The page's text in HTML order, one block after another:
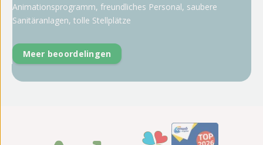
Animationsprogramm, freundliches Personal, saubere
Sanitäranlagen, tolle Stellplätze
Meer beoordelingen